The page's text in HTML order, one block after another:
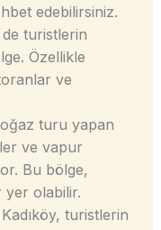
edebilirsiniz.
turistlerin
Özellikle
ve
turu yapan
ve vapur
Bu bölge,
yer olabilir.
turistlerin